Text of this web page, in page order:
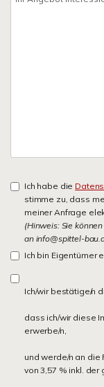
Ich habe die
stimme zu, dass
meiner Anfrage
(Hinweis: Sie
an info@spittel-
Ich bin Eigentümer
Ich/wir bestätige/n
dass ich/wir diese
erwerbe/n,
und werde/n an die
von 3,57 % inkl.